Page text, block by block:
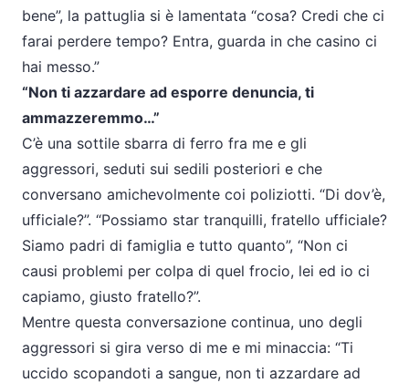
bene”, la pattuglia si è lamentata “cosa? Credi che ci
farai perdere tempo? Entra, guarda in che casino ci
hai messo.”
“Non ti azzardare ad esporre denuncia, ti
ammazzeremmo…”
C’è una sottile sbarra di ferro fra me e gli
aggressori, seduti sui sedili posteriori e che
conversano amichevolmente coi poliziotti. “Di dov’è,
ufficiale?”. “Possiamo star tranquilli, fratello ufficiale?
Siamo padri di famiglia e tutto quanto”, “Non ci
causi problemi per colpa di quel frocio, lei ed io ci
capiamo, giusto fratello?”.
Mentre questa conversazione continua, uno degli
aggressori si gira verso di me e mi minaccia: “Ti
uccido scopandoti a sangue, non ti azzardare ad